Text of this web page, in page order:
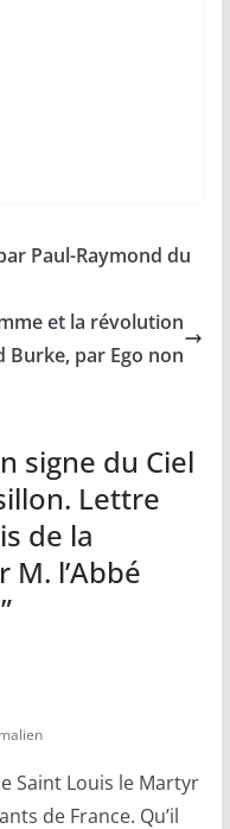
Paul-Raymond du
et la révolution
Burke, par Ego non
signe du Ciel
Lettre
de la
l’Abbé
”
Saint Louis le Martyr
de France. Qu’il